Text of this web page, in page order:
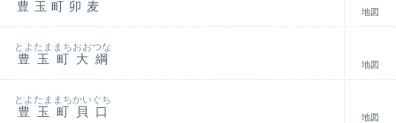
豊玉町卯麦 地図
豊玉町大綱
とよたままちおおつな
地図
豊玉町貝口
とよたままちかいぐち
地図